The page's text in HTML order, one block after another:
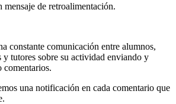
mensaje de retroalimentación.
constante comunicación entre alumnos,
y tutores sobre su actividad enviando y
comentarios.
una notificación en cada comentario que